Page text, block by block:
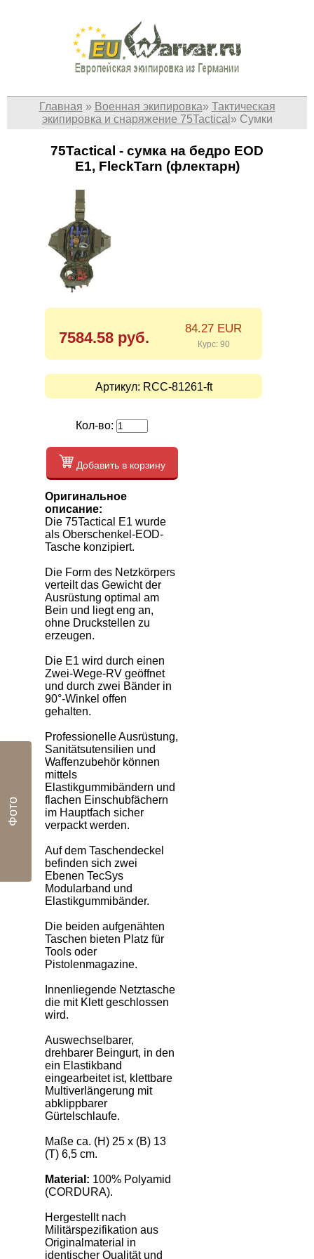
Главная » Военная экипировка» Тактическая
экипировка и снаряжение 75Tactical » Сумки
75Tactical - cумка на бедро EOD
E1, FleckTarn (флектарн)
7584.58 руб.
84.27 EUR
Курс: 90
Артикул: RCC-81261-ft
Кол-во:
Добавить в корзину
Оригинальное
описание:
Die 75Tactical E1 wurde
als Oberschenkel-EOD-
Tasche konzipiert.
Die Form des Netzkörpers
verteilt das Gewicht der
Ausrüstung optimal am
Bein und liegt eng an,
ohne Druckstellen zu
erzeugen.
Die E1 wird durch einen
Zwei-Wege-RV geöffnet
und durch zwei Bänder in
90°-Winkel offen
gehalten.
Professionelle Ausrüstung,
Sanitätsutensilien und
Waffenzubehör können
mittels
Elastikgummibändern und
flachen Einschubfächern
im Hauptfach sicher
verpackt werden.
Auf dem Taschendeckel
befinden sich zwei
Ebenen TecSys
Modularband und
Elastikgummibänder.
Die beiden aufgenähten
Taschen bieten Platz für
Tools oder
Pistolenmagazine.
Innenliegende Netztasche
die mit Klett geschlossen
wird.
Auswechselbarer,
drehbarer Beingurt, in den
ein Elastikband
eingearbeitet ist, klettbare
Multiverlängerung mit
abklippbarer
Gürtelschlaufe.
Maße ca. (H) 25 x (B) 13
(T) 6,5 cm.
Material: 100% Polyamid
(CORDURA).
Hergestellt nach
Militärspezifikation aus
Originalmaterial in
identischer Qualität und
Фото